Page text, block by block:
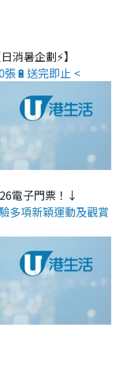
消暑企劃⚡】
張🔋送完即止 <
電子門票！↓
多項新穎運動及觀賞